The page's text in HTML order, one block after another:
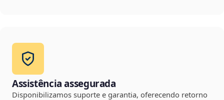
Assistência assegurada
Disponibilizamos suporte e garantia, oferecendo retorno